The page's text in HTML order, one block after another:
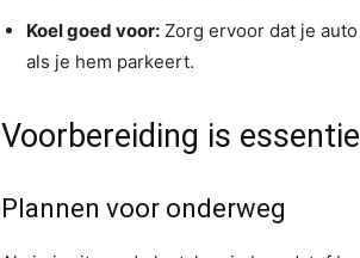
Koel goed voor: Zorg ervoor dat je
als je hem parkeert.
Voorbereiding is
Plannen voor onderweg